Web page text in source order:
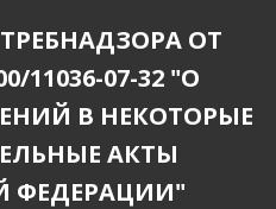
ОТ
11036-07-32 "О
В НЕКОТОРЫЕ
АКТЫ
ФЕДЕРАЦИИ"